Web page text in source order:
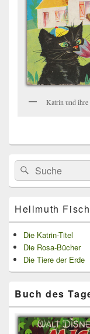
Katrin und ihre
Primärer
Seitenleisten
Widget-
Bereich
Search
for:
Suche
Hellmuth
Die Katrin-Titel
Die Rosa-Bücher
Die Tiere der Erde
Buch des